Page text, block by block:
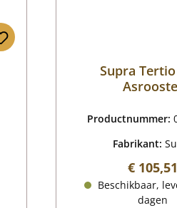
Supra
Productnummer:
Fabrikant:
€ 105,51
Beschikbaar,
dagen